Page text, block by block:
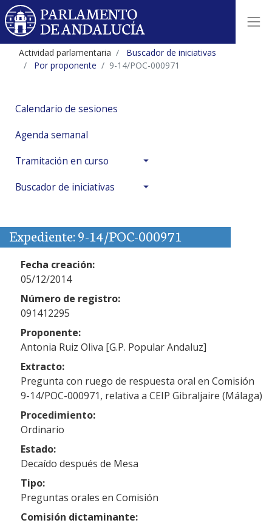
Actividad parlamentaria
Buscador de iniciativas
Por proponente
9-14/POC-000971
Calendario de sesiones
Agenda semanal
Tramitación en curso
Buscador de iniciativas
Expediente: 9-14/POC-000971
Fecha creación:
05/12/2014
Número de registro:
091412295
Proponente:
Antonia Ruiz Oliva [G.P. Popular Andaluz]
Extracto:
Pregunta con ruego de respuesta oral en Comisión
9-14/POC-000971, relativa a CEIP Gibraljaire (Málaga)
Procedimiento:
Ordinario
Estado:
Decaído después de Mesa
Tipo:
Preguntas orales en Comisión
Comisión dictaminante: